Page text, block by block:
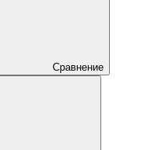
Сравнение